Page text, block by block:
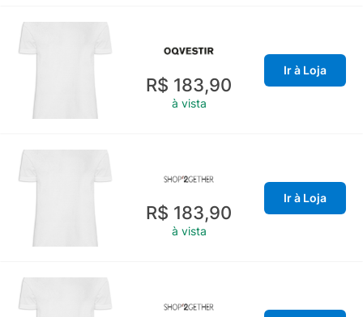
R$ 183,90
à vista
Ir à Loja
R$ 183,90
à vista
Ir à Loja